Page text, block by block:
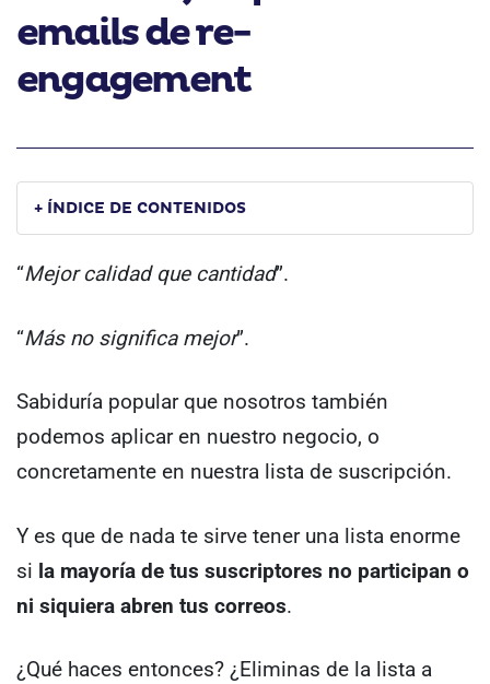
emails de re-
engagement
+ ÍNDICE DE CONTENIDOS
“Mejor calidad que cantidad”.
“Más no significa mejor”.
Sabiduría popular que nosotros también
podemos aplicar en nuestro negocio, o
concretamente en nuestra lista de suscripción.
Y es que de nada te sirve tener una lista enorme
si la mayoría de tus suscriptores no participan o
ni siquiera abren tus correos.
¿Qué haces entonces? ¿Eliminas de la lista a